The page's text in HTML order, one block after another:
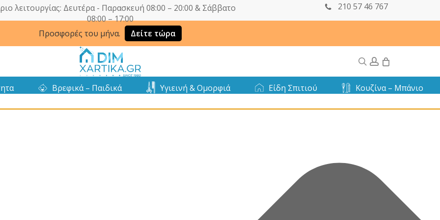
λειτουργίας: Δευτέρα - Παρασκευή 08:00 – 20:00 & Σάββατο
08:00 – 17:00
210 57 46 767
Προσφορές του μήνα. Δείτε τώρα
Βρεφικά – Παιδικά Υγιεινή & Ομορφιά Είδη Σπιτιού Κουζίνα – Μπάνιο
από 10 με 16 Αυγούστου. Οι παραγγελίες θα εκτελεστούν με σειρά προτεραιότητας. Καλές διακοπές